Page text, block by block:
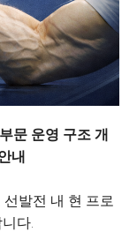
문 운영 구조 개
내
발전 내 현 프로
다.